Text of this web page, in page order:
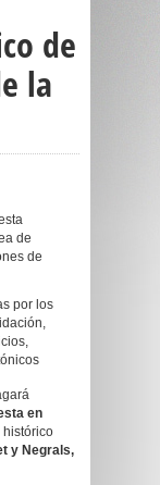
de
la
de
de
por los
en
histórico
y Negrals,